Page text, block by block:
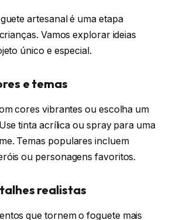
artesanal é uma etapa
Vamos explorar ideias
único e especial.
e temas
cores vibrantes ou escolha um
tinta acrílica ou spray para uma
Temas populares incluem
ou personagens favoritos.
realistas
que tornem o foguete mais